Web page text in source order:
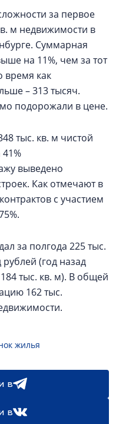
за первое
м недвижимости в
Суммарная
на 11%, чем за тот
время как
– 313 тысяч.
подорожали в цене.
тыс. кв. м чистой
выведено
Как отмечают в
с участием
за полгода 225 тыс.
(год назад
тыс. кв. м). В общей
162 тыс.
жилья
в
в